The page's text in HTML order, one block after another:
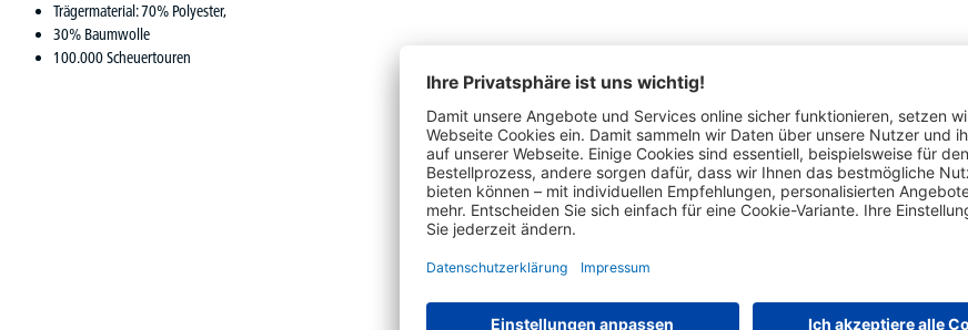
Trägermaterial: 70% Polyester,
30% Baumwolle
100.000 Scheuertouren
Schon gesehen?